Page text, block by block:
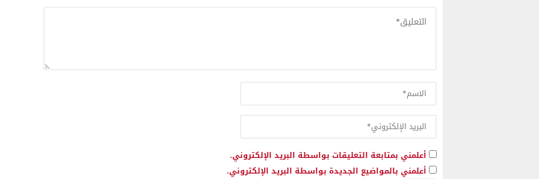
أعلمني بمتابعة التعليقات بواسطة البريد الإلكتروني.
أعلمني بالمواضيع الجديدة بواسطة البريد الإلكتروني.